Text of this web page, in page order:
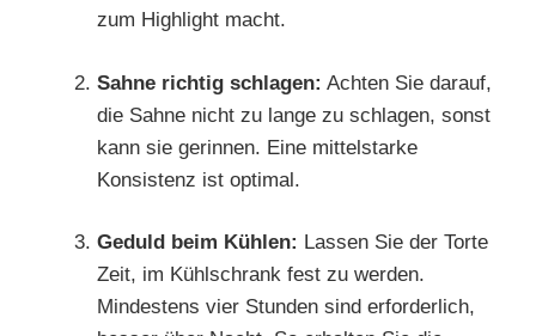
zum Highlight macht.
Sahne richtig schlagen: Achten Sie darauf,
die Sahne nicht zu lange zu schlagen, sonst
kann sie gerinnen. Eine mittelstarke
Konsistenz ist optimal.
Geduld beim Kühlen: Lassen Sie der Torte
Zeit, im Kühlschrank fest zu werden.
Mindestens vier Stunden sind erforderlich,